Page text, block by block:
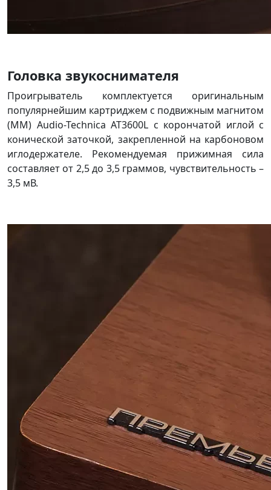
Головка звукоснимателя
Проигрыватель комплектуется оригинальным
популярнейшим картриджем с подвижным магнитом
(MM) Audio-Technica AT3600L с корончатой иглой с
конической заточкой, закрепленной на карбоновом
иглодержателе. Рекомендуемая прижимная сила
составляет от 2,5 до 3,5 граммов, чувствительность –
3,5 мВ.